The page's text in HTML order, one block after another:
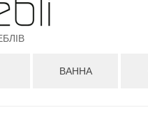
ВАННА